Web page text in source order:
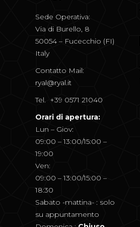
Sede Operativa:
Via di Burello, 8
50054 – Fucecchio (FI)
Italy
Contatto Mail:
ryal@ryal.it
Tel. +39 0571 21040
Orari di apertura:
Lun – Giov:
09:00 – 13:00/15:00 –
19:00
Ven:
09:00 – 13:00/15:00 –
18:30
Sabato -mattina- : solo
su appuntamento